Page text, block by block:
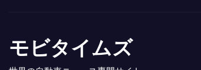
モビタイムズ